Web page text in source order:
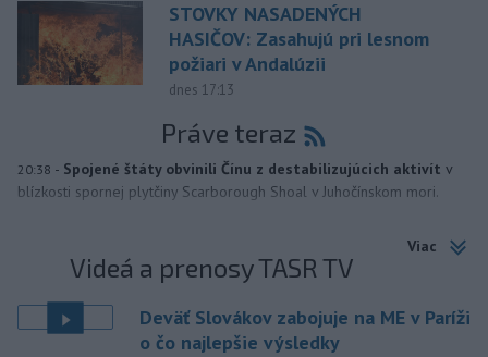
STOVKY NASADENÝCH
HASIČOV: Zasahujú pri lesnom
požiari v Andalúzii
dnes 17:13
Práve teraz
20:38 - Spojené štáty obvinili Čínu z destabilizujúcich aktivít v
blízkosti spornej plytčiny Scarborough Shoal v Juhočínskom mori.
Viac
Videá a prenosy TASR TV
Deväť Slovákov zabojuje na ME v Paríži
o čo najlepšie výsledky